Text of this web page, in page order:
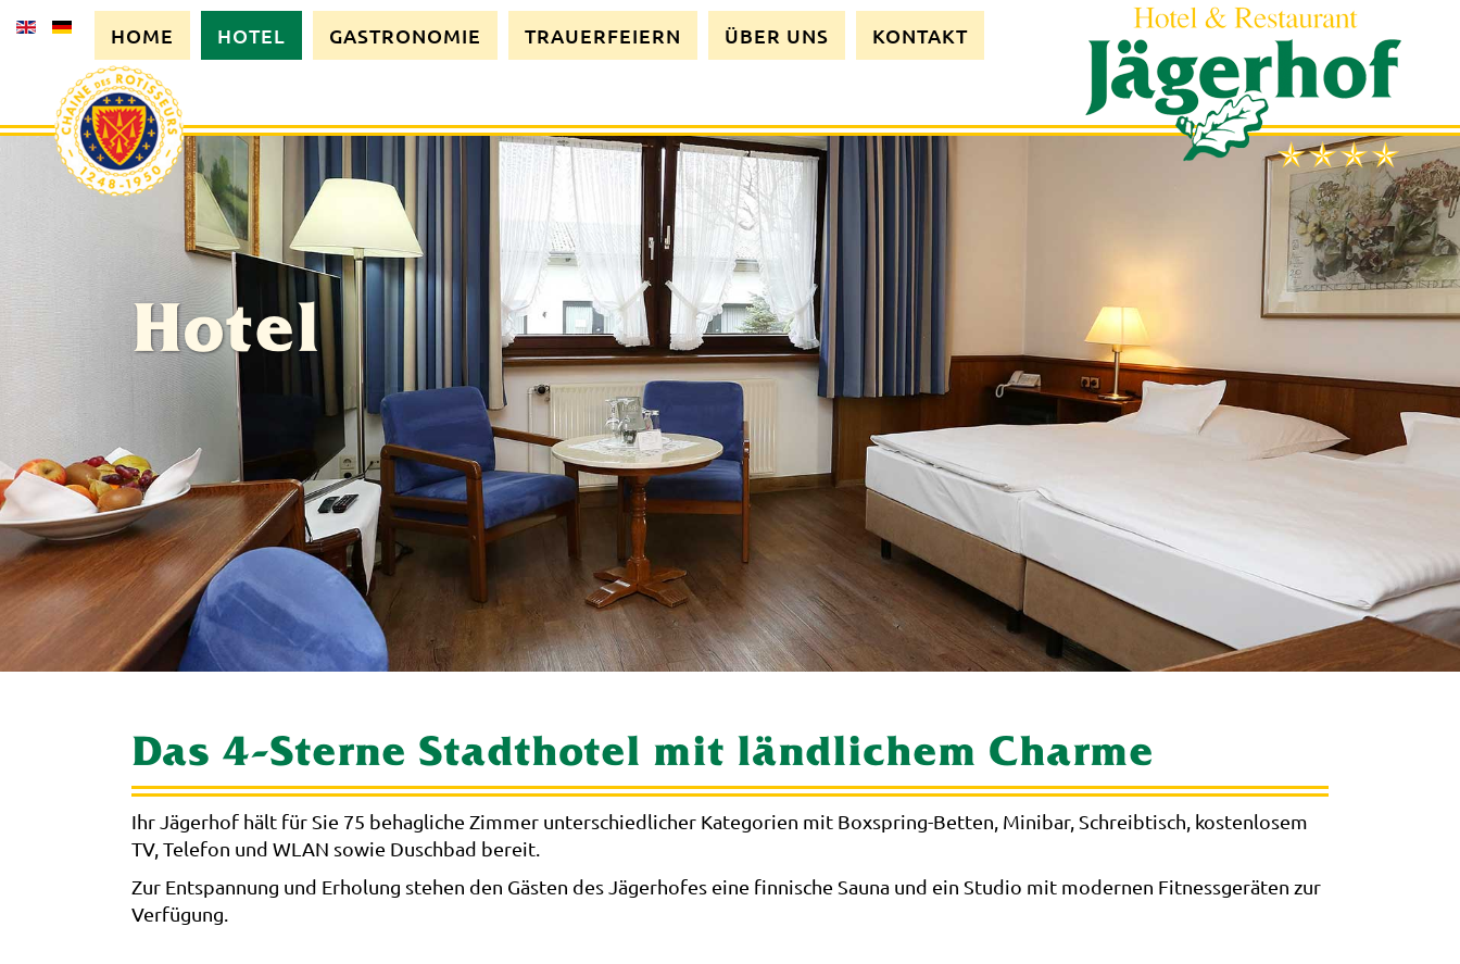
HOME HOTEL GASTRONOMIE TRAUERFEIERN ÜBER UNS KONTAKT
Hotel
Das 4-Sterne Stadthotel mit ländlichem Charme
Ihr Jägerhof hält für Sie 75 behagliche Zimmer unterschiedlicher Kategorien mit Boxspring-Betten, Minibar, Schreibtisch, kostenlosem
TV, Telefon und WLAN sowie Duschbad bereit.
Zur Entspannung und Erholung stehen den Gästen des Jägerhofes eine finnische Sauna und ein Studio mit modernen Fitnessgeräten zur
Verfügung.